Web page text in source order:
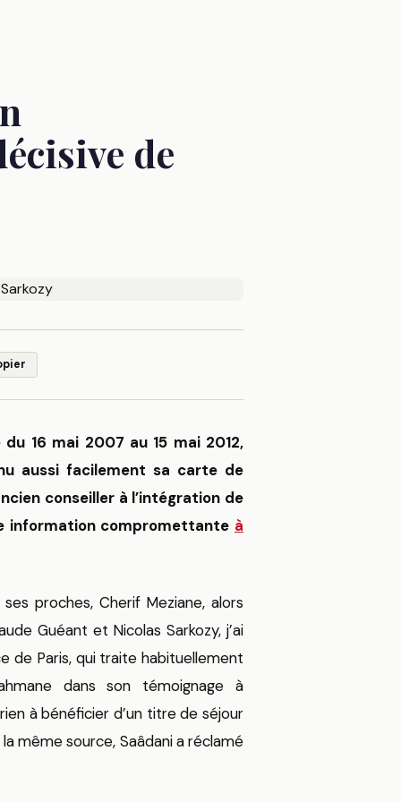
de
16 mai 2007 au 15 mai 2012,
aussi facilement sa carte de
conseiller à l’intégration de
information compromettante à
proches, Cherif Meziane, alors
Guéant et Nicolas Sarkozy, j’ai
de Paris, qui traite habituellement
dans son témoignage à
à bénéficier d’un titre de séjour
même source, Saâdani a réclamé